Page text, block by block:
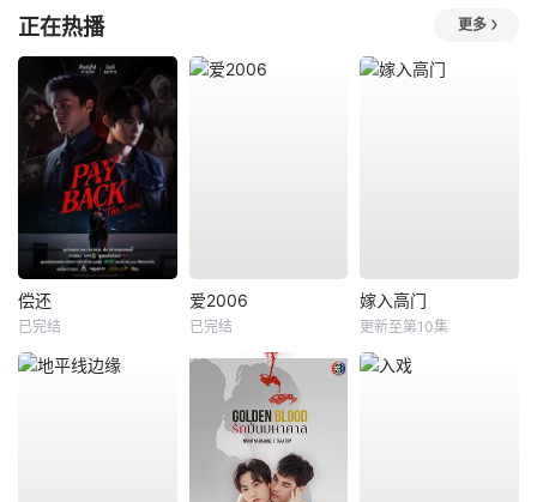
正在热播 更多
偿还
已完结
爱2006
已完结
嫁入高门
更新至第10集